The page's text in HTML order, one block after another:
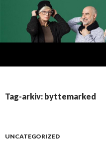
Tag-arkiv: byttemarked
UNCATEGORIZED